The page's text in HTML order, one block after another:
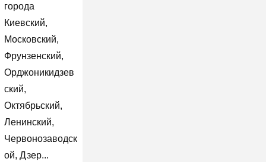
города
Киевский,
Московский,
Фрунзенский,
Орджоникидзев
ский,
Октябрьский,
Ленинский,
Червонозаводск
ой, Дзер...